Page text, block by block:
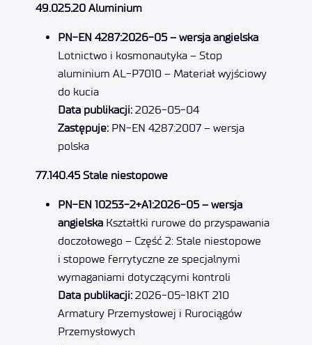
49.025.20 Aluminium
PN-EN 4287:2026-05 – wersja angielska
Lotnictwo i kosmonautyka – Stop
aluminium AL-P7010 – Materiał wyjściowy
do kucia
Data publikacji: 2026-05-04
Zastępuje: PN-EN 4287:2007 – wersja
polska
77.140.45 Stale niestopowe
PN-EN 10253-2+A1:2026-05 – wersja
angielska Kształtki rurowe do przyspawania
doczołowego – Część 2: Stale niestopowe
i stopowe ferrytyczne ze specjalnymi
wymaganiami dotyczącymi kontroli
Data publikacji: 2026-05-18KT 210
Armatury Przemysłowej i Rurociągów
Przemysłowych